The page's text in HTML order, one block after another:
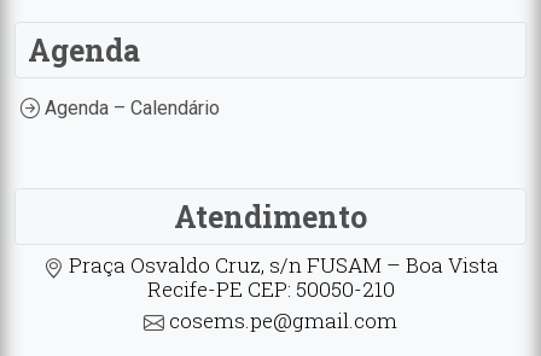
Agenda
Agenda – Calendário
Atendimento
Praça Osvaldo Cruz, s/n FUSAM – Boa Vista
Recife-PE CEP: 50050-210
cosems.pe@gmail.com